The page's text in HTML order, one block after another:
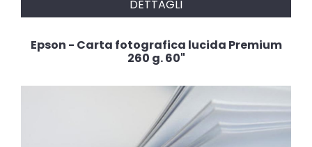
DETTAGLI
Epson - Carta fotografica lucida Premium
260 g. 60"